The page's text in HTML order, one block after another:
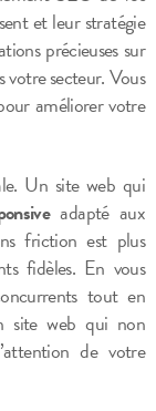
et leur stratégie
précieuses sur
votre secteur. Vous
améliorer votre
Un site web qui
adapté aux
friction est plus
fidèles. En vous
tout en
site web qui non
de votre